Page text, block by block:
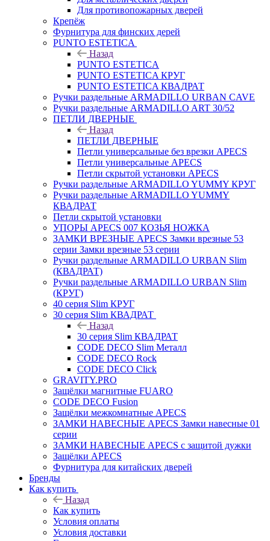
Для противопожарных дверей
Крепёж
Фурнитура для финских дерей
PUNTO ESTETICA
Назад
PUNTO ESTETICA
PUNTO ESTETICA КРУГ
PUNTO ESTETICA КВАДРАТ
Ручки раздельные ARMADILLO URBAN CAVE
Ручки раздельные ARMADILLO ART 30/52
ПЕТЛИ ДВЕРНЫЕ
Назад
ПЕТЛИ ДВЕРНЫЕ
Петли универсальные без врезки APECS
Петли универсальные APECS
Петли скрытой установки APECS
Ручки раздельные ARMADILLO YUMMY КРУГ
Ручки раздельные ARMADILLO YUMMY
КВАДРАТ
Петли скрытой установки
УПОРЫ APECS 007 КОЗЬЯ НОЖКА
ЗАМКИ ВРЕЗНЫЕ APECS Замки врезные 53
серии Замки врезные 53 серии
Ручки раздельные ARMADILLO URBAN Slim
(КВАДРАТ)
Ручки раздельные ARMADILLO URBAN Slim
(КРУГ)
40 серия Slim КРУГ
30 серия Slim КВАДРАТ
Назад
30 серия Slim КВАДРАТ
CODE DECO Slim Металл
CODE DECO Rock
CODE DECO Click
GRAVITY.PRO
Защёлки магнитные FUARO
CODE DECO Fusion
Защёлки межкомнатные APECS
ЗАМКИ НАВЕСНЫЕ APECS Замки навесные 01
серии
ЗАМКИ НАВЕСНЫЕ APECS с защитой дужки
Защёлки APECS
Фурнитура для китайских дверей
Бренды
Как купить
Назад
Как купить
Условия оплаты
Условия доставки